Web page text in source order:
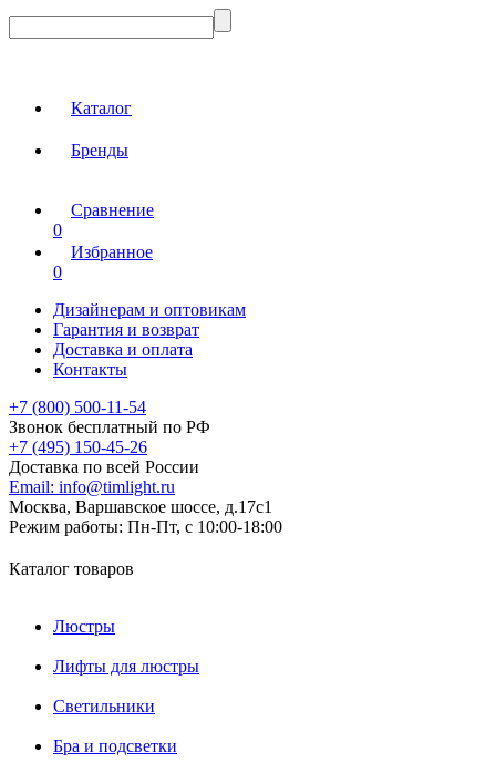
Каталог
Бренды
Сравнение
0
Избранное
0
Дизайнерам и оптовикам
Гарантия и возврат
Доставка и оплата
Контакты
+7 (800) 500-11-54
Звонок бесплатный по РФ
+7 (495) 150-45-26
Доставка по всей России
Email: info@timlight.ru
Москва, Варшавское шоссе, д.17c1
Режим работы: Пн-Пт, с 10:00-18:00
Каталог товаров
Люстры
Лифты для люстры
Светильники
Бра и подсветки